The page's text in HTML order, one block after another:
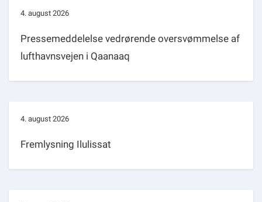
4. august 2026
Pressemeddelelse vedrørende oversvømmelse af
lufthavnsvejen i Qaanaaq
4. august 2026
Fremlysning Ilulissat